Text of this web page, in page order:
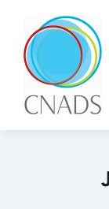
content